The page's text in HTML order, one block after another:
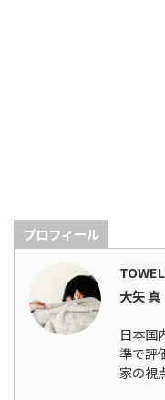
プロフィール
大矢
日本国
準で評
家の視